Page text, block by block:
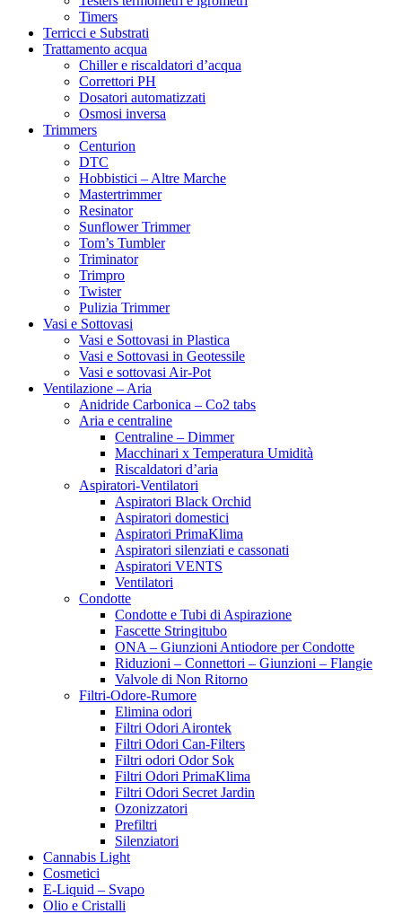
Timers
Terricci e Substrati
Trattamento acqua
Chiller e riscaldatori d’acqua
Correttori PH
Dosatori automatizzati
Osmosi inversa
Trimmers
Centurion
DTC
Hobbistici – Altre Marche
Mastertrimmer
Resinator
Sunflower Trimmer
Tom’s Tumbler
Triminator
Trimpro
Twister
Pulizia Trimmer
Vasi e Sottovasi
Vasi e Sottovasi in Plastica
Vasi e Sottovasi in Geotessile
Vasi e sottovasi Air-Pot
Ventilazione – Aria
Anidride Carbonica – Co2 tabs
Aria e centraline
Centraline – Dimmer
Macchinari x Temperatura Umidità
Riscaldatori d’aria
Aspiratori-Ventilatori
Aspiratori Black Orchid
Aspiratori domestici
Aspiratori PrimaKlima
Aspiratori silenziati e cassonati
Aspiratori VENTS
Ventilatori
Condotte
Condotte e Tubi di Aspirazione
Fascette Stringitubo
ONA – Giunzioni Antiodore per Condotte
Riduzioni – Connettori – Giunzioni – Flangie
Valvole di Non Ritorno
Filtri-Odore-Rumore
Elimina odori
Filtri Odori Airontek
Filtri Odori Can-Filters
Filtri odori Odor Sok
Filtri Odori PrimaKlima
Filtri Odori Secret Jardin
Ozonizzatori
Prefiltri
Silenziatori
Cannabis Light
Cosmetici
E-Liquid – Svapo
Olio e Cristalli